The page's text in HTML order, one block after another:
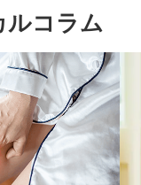
ルコラム